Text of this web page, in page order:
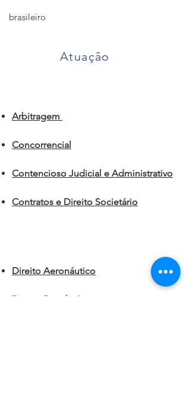
brasileiro
Atuação
Arbitragem
Concorrencial
Contencioso Judicial e Administrativo
Contratos e Direito Societário
Direito Aeronáutico
Direito Regulatório